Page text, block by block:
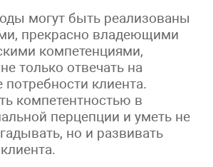
могут быть реализованы
прекрасно владеющими
компетенциями,
только отвечать на
клиента.
компетентностью в
перцепции и уметь не
но и развивать